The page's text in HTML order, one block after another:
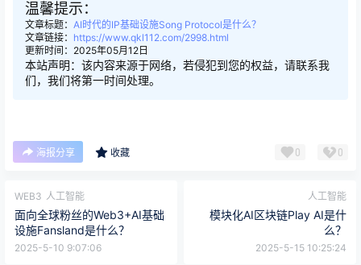
温馨提示：
文章标题： AI时代的IP基础设施Song Protocol是什么？
文章链接： https://www.qkl112.com/2998.html
更新时间：2025年05月12日
本站声明：该内容来源于网络，若侵犯到您的权益，请联系我
们，我们将第一时间处理。
海报分享 收藏 0 0
WEB3 人工智能
面向全球粉丝的Web3+AI基础
设施Fansland是什么？
2025-5-10 9:07:06
人工智能
模块化AI区块链Play AI是什
么？
2025-5-15 10:25:24